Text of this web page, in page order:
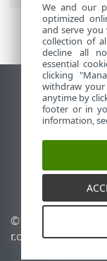
End of Life
База знань
Форум ESET
ESET Status
© 1992 - 2026
r.o. - Усі права
We and our
optimized
and serve you
collection of
decline all
essential
clicking
withdraw your
anytime by
footer or in
information,